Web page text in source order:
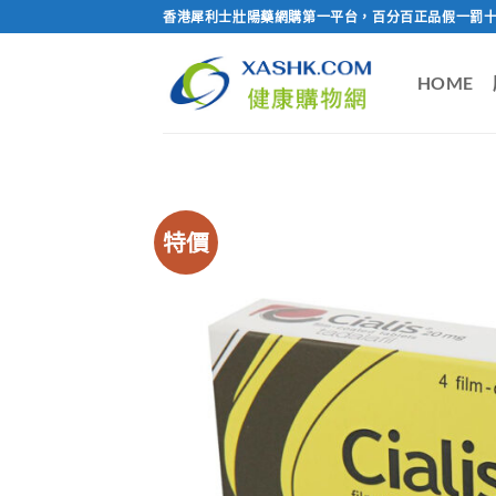
to
香港犀利士壯陽藥網購第一平台，百分百正品假一罰
HOME
特價